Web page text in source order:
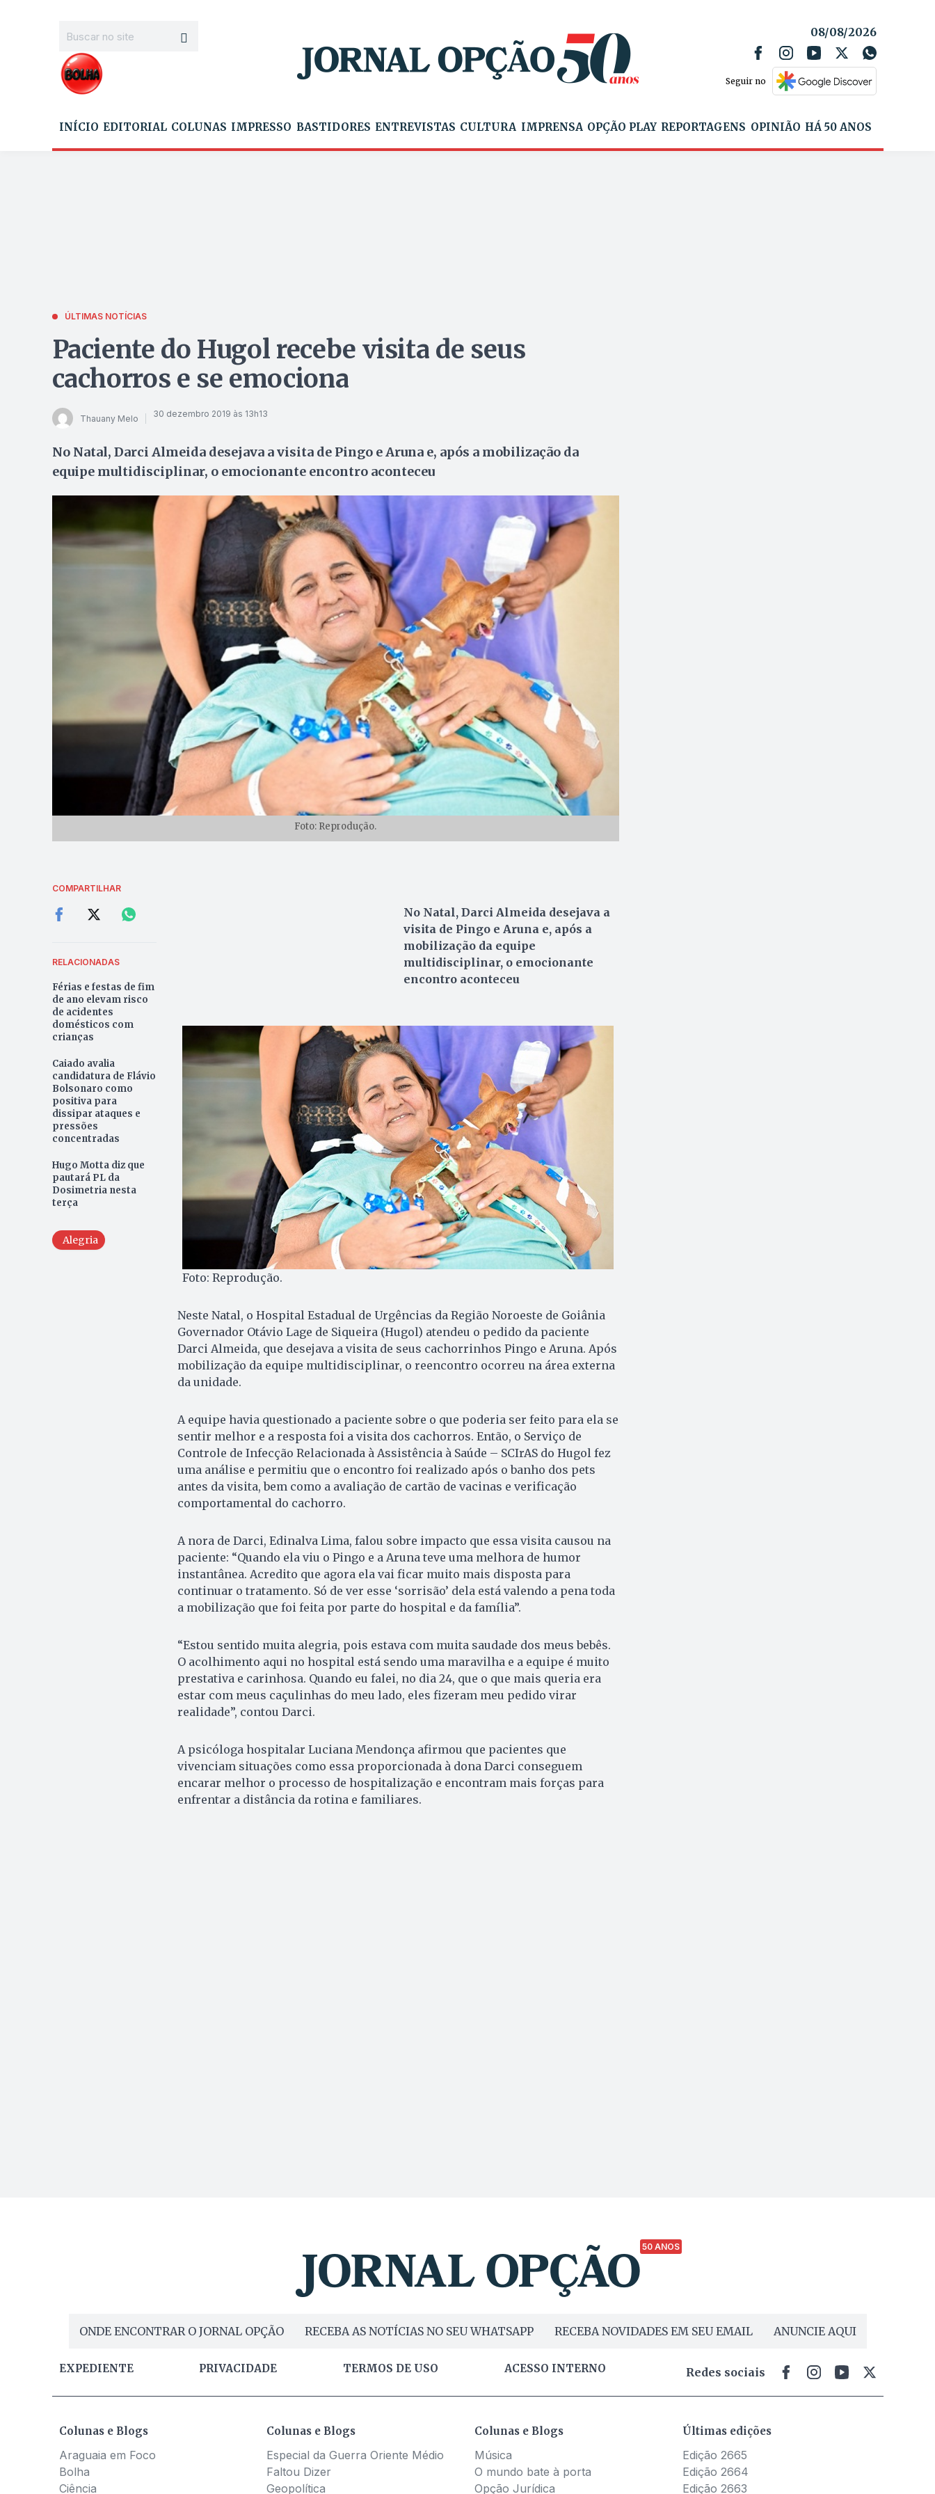
08/08/2026
Seguir no
INÍCIO EDITORIAL COLUNAS IMPRESSO BASTIDORES ENTREVISTAS CULTURA IMPRENSA OPÇÃO PLAY REPORTAGENS OPINIÃO HÁ 50 ANOS
ÚLTIMAS NOTÍCIAS
Paciente do Hugol recebe visita de seus
cachorros e se emociona
Thauany Melo 30 dezembro 2019 às 13h13
No Natal, Darci Almeida desejava a visita de Pingo e Aruna e, após a mobilização da
equipe multidisciplinar, o emocionante encontro aconteceu
Foto: Reprodução.
COMPARTILHAR
RELACIONADAS
Férias e festas de fim
de ano elevam risco
de acidentes
domésticos com
crianças
Caiado avalia
candidatura de Flávio
Bolsonaro como
positiva para
dissipar ataques e
pressões
concentradas
Hugo Motta diz que
pautará PL da
Dosimetria nesta
terça
Alegria
No Natal, Darci Almeida desejava a
visita de Pingo e Aruna e, após a
mobilização da equipe
multidisciplinar, o emocionante
encontro aconteceu
Foto: Reprodução.
Neste Natal, o Hospital Estadual de Urgências da Região Noroeste de Goiânia
Governador Otávio Lage de Siqueira (Hugol) atendeu o pedido da paciente
Darci Almeida, que desejava a visita de seus cachorrinhos Pingo e Aruna. Após
mobilização da equipe multidisciplinar, o reencontro ocorreu na área externa
da unidade.
A equipe havia questionado a paciente sobre o que poderia ser feito para ela se
sentir melhor e a resposta foi a visita dos cachorros. Então, o Serviço de
Controle de Infecção Relacionada à Assistência à Saúde – SCIrAS do Hugol fez
uma análise e permitiu que o encontro foi realizado após o banho dos pets
antes da visita, bem como a avaliação de cartão de vacinas e verificação
comportamental do cachorro.
A nora de Darci, Edinalva Lima, falou sobre impacto que essa visita causou na
paciente: “Quando ela viu o Pingo e a Aruna teve uma melhora de humor
instantânea. Acredito que agora ela vai ficar muito mais disposta para
continuar o tratamento. Só de ver esse ‘sorrisão’ dela está valendo a pena toda
a mobilização que foi feita por parte do hospital e da família”.
“Estou sentido muita alegria, pois estava com muita saudade dos meus bebês.
O acolhimento aqui no hospital está sendo uma maravilha e a equipe é muito
prestativa e carinhosa. Quando eu falei, no dia 24, que o que mais queria era
estar com meus caçulinhas do meu lado, eles fizeram meu pedido virar
realidade”, contou Darci.
A psicóloga hospitalar Luciana Mendonça afirmou que pacientes que
vivenciam situações como essa proporcionada à dona Darci conseguem
encarar melhor o processo de hospitalização e encontram mais forças para
enfrentar a distância da rotina e familiares.
50 ANOS
ONDE ENCONTRAR O JORNAL OPÇÃO RECEBA AS NOTÍCIAS NO SEU WHATSAPP RECEBA NOVIDADES EM SEU EMAIL ANUNCIE AQUI
EXPEDIENTE PRIVACIDADE TERMOS DE USO ACESSO INTERNO Redes sociais
Colunas e Blogs
Araguaia em Foco
Bolha
Ciência
Colunas e Blogs
Especial da Guerra Oriente Médio
Faltou Dizer
Geopolítica
Colunas e Blogs
Música
O mundo bate à porta
Opção Jurídica
Últimas edições
Edição 2665
Edição 2664
Edição 2663